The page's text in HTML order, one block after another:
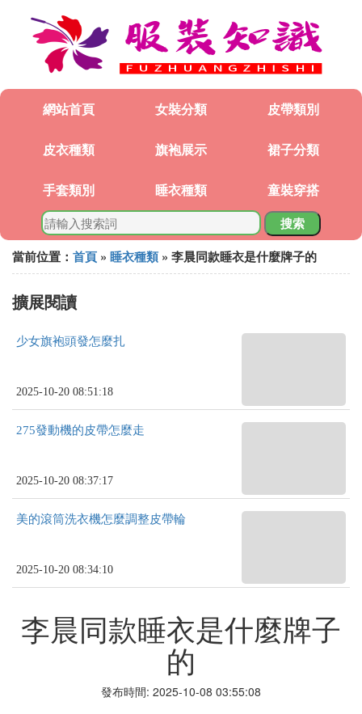
網站首頁 女裝分類 皮帶類別
皮衣種類 旗袍展示 裙子分類
手套類別 睡衣種類 童裝穿搭
搜索
當前位置： 首頁 » 睡衣種類 » 李晨同款睡衣是什麼牌子的
擴展閱讀
少女旗袍頭發怎麼扎
2025-10-20 08:51:18
275發動機的皮帶怎麼走
2025-10-20 08:37:17
美的滾筒洗衣機怎麼調整皮帶輪
2025-10-20 08:34:10
李晨同款睡衣是什麼牌子
的
發布時間: 2025-10-08 03:55:08